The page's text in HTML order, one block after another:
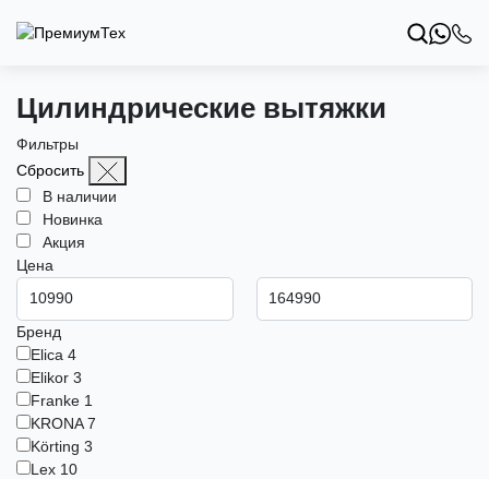
Цилиндрические вытяжки
Фильтры
Сбросить
В наличии
Новинка
Акция
Цена
Бренд
Elica 4
Elikor 3
Franke 1
KRONA7
Körting 3
Lex 10